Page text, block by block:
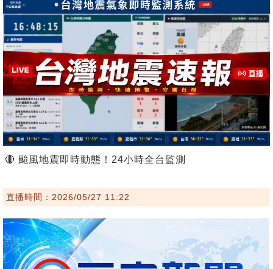
🔴 颱風地震即時動態！24小時全台監測
直播時間：2026/05/27 11:22